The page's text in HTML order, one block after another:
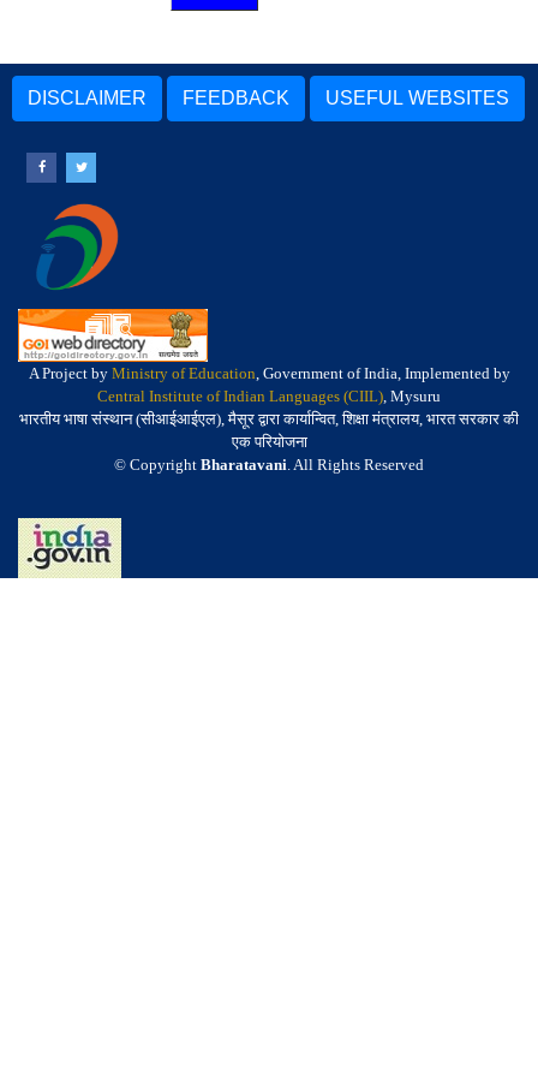
DISCLAIMER FEEDBACK USEFUL WEBSITES
A Project by Ministry of Education, Government of India, Implemented by
Central Institute of Indian Languages (CIIL), Mysuru
भारतीय भाषा संस्थान (सीआईआईएल), मैसूर द्वारा कार्यान्वित, शिक्षा मंत्रालय, भारत सरकार की
एक परियोजना
© Copyright Bharatavani. All Rights Reserved